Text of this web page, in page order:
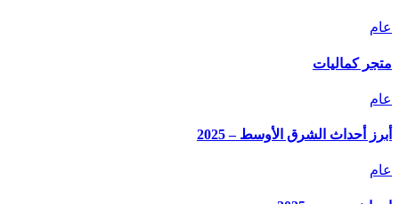
عام
متجر كماليات
عام
أبرز أحداث الشرق الأوسط – 2025
عام